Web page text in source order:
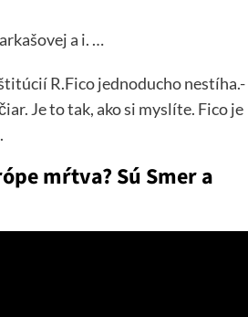
a i. …
R.Fico jednoducho nestíha.-
Je to tak, ako si myslíte. Fico je
mŕtva? Sú Smer a